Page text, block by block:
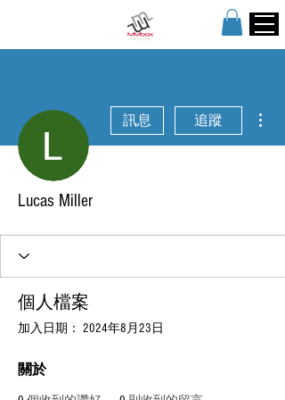
訊息 追蹤
Lucas Miller
個人檔案
加入日期： 2024年8月23日
關於